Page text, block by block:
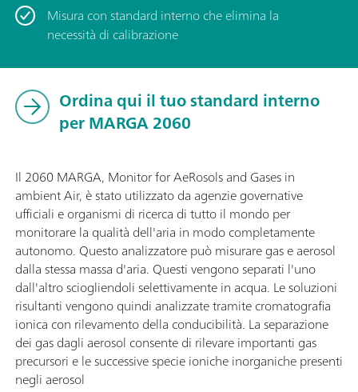
­Misura con standard interno che elimina la
necessità di calibrazione
Ordina qui il tuo standard interno
per MARGA 2060
Il 2060 MARGA, Monitor for AeRosols and Gases in
ambient Air, è stato utilizzato da agenzie governative
ufficiali e organismi di ricerca di tutto il mondo per
monitorare la qualità dell'aria in modo completamente
autonomo. Questo analizzatore può misurare gas e aerosol
dalla stessa massa d'aria. Questi vengono separati l'uno
dall'altro sciogliendoli selettivamente in acqua. Le soluzioni
risultanti vengono quindi analizzate tramite cromatografia
ionica con rilevamento della conducibilità. La separazione
dei gas dagli aerosol consente di rilevare importanti gas
precursori e le successive specie ioniche inorganiche presenti
negli aerosol